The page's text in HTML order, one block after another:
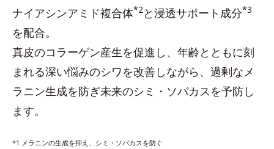
ナイアシンアミド複合体*2 と浸透サポート成分*3
を配合。
真皮のコラーゲン産生を促進し、年齢とともに刻
まれる深い悩みのシワを改善しながら、過剰なメ
ラニン生成を防ぎ未来のシミ・ソバカスを予防し
ます。
*1 メラニンの生成を抑え、シミ・ソバカスを防ぐ